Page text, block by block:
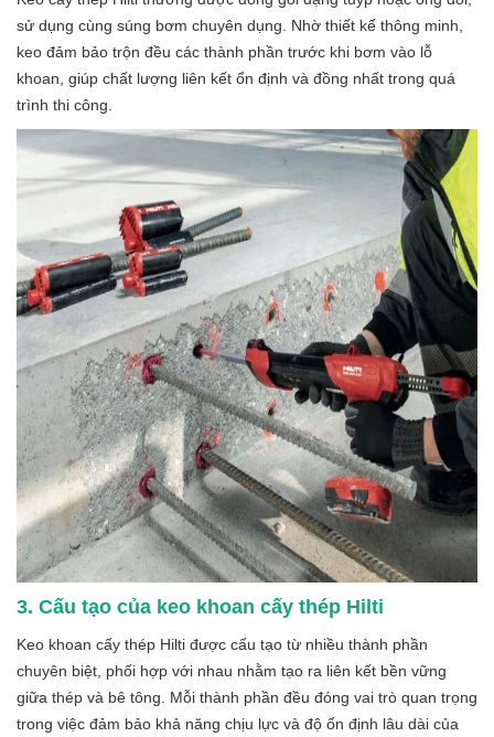
sử dụng cùng súng bơm chuyên dụng. Nhờ thiết kế thông minh,
keo đảm bảo trộn đều các thành phần trước khi bơm vào lỗ
khoan, giúp chất lượng liên kết ổn định và đồng nhất trong quá
trình thi công.
3. Cấu tạo của keo khoan cấy thép Hilti
Keo khoan cấy thép Hilti được cấu tạo từ nhiều thành phần
chuyên biệt, phối hợp với nhau nhằm tạo ra liên kết bền vững
giữa thép và bê tông. Mỗi thành phần đều đóng vai trò quan trọng
trong việc đảm bảo khả năng chịu lực và độ ổn định lâu dài của